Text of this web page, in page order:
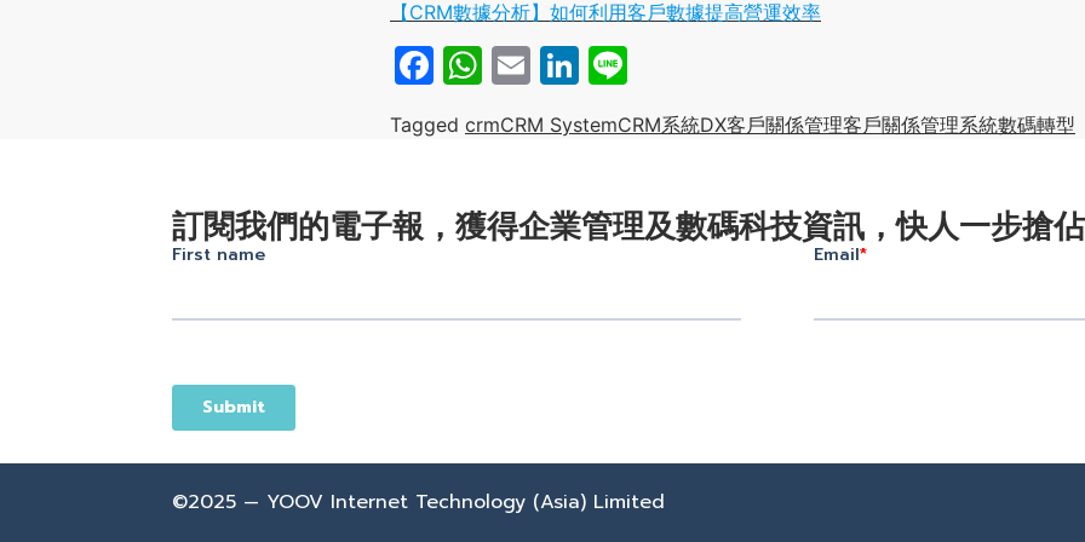
【CRM數據分析】如何利用客戶數據提高營運效率
Facebook
WhatsApp
EmailLinkedIn
Tagged crmCRM SystemCRM系統DX客戶關係管理客戶關係管理系統數碼轉型
訂閱我們的電子報，獲得企業管理及數碼科技資訊，快人一步搶
©2025 — YOOV Internet Technology (Asia) Limited